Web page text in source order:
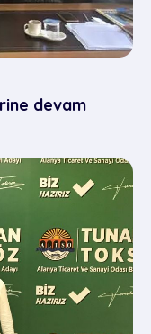
devam